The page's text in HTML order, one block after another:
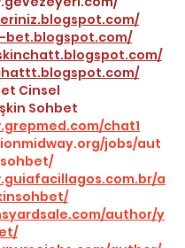
bet.blogspot.com/
Cinsel
Sohbet
chat1
jobs/aut
a
author/y